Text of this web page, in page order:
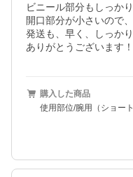
ビニール部分もしっか
開口部分が小さいので
発送も、早く、しっか
ありがとうございます！
購入した商品
使用部位/腕用（ショート